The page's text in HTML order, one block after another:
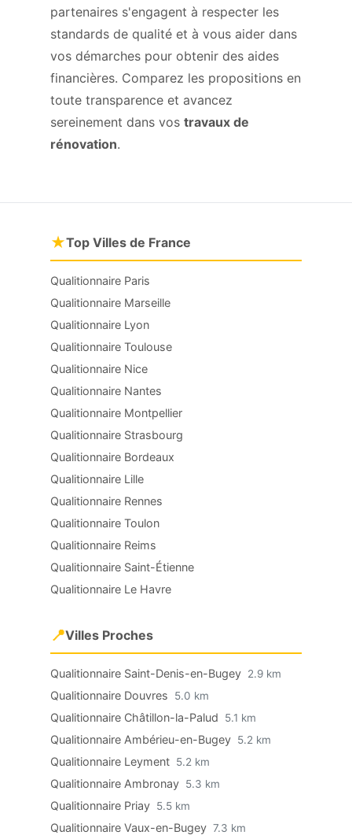
partenaires s'engagent à respecter les
standards de qualité et à vous aider dans
vos démarches pour obtenir des aides
financières. Comparez les propositions en
toute transparence et avancez
sereinement dans vos travaux de
rénovation.
★Top Villes de France
Qualitionnaire Paris
Qualitionnaire Marseille
Qualitionnaire Lyon
Qualitionnaire Toulouse
Qualitionnaire Nice
Qualitionnaire Nantes
Qualitionnaire Montpellier
Qualitionnaire Strasbourg
Qualitionnaire Bordeaux
Qualitionnaire Lille
Qualitionnaire Rennes
Qualitionnaire Toulon
Qualitionnaire Reims
Qualitionnaire Saint-Étienne
Qualitionnaire Le Havre
📍Villes Proches
Qualitionnaire Saint-Denis-en-Bugey 2.9 km
Qualitionnaire Douvres 5.0 km
Qualitionnaire Châtillon-la-Palud 5.1 km
Qualitionnaire Ambérieu-en-Bugey 5.2 km
Qualitionnaire Leyment 5.2 km
Qualitionnaire Ambronay 5.3 km
Qualitionnaire Priay 5.5 km
Qualitionnaire Vaux-en-Bugey 7.3 km